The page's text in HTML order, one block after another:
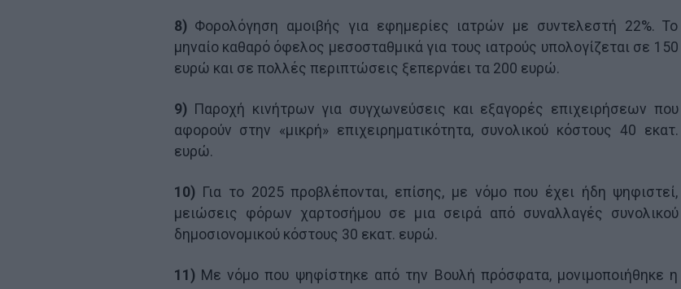
8)Φορολόγηση αμοιβής για εφημερίες ιατρών με συντελεστή 22%. Το
μηναίο καθαρό όφελος μεσοσταθμικά για τους ιατρούς υπολογίζεται σε 150
ευρώ και σε πολλές περιπτώσεις ξεπερνάει τα 200 ευρώ.
9)Παροχή κινήτρων για συγχωνεύσεις και εξαγορές επιχειρήσεων που
αφορούν στην «μικρή» επιχειρηματικότητα, συνολικού κόστους 40 εκατ.
ευρώ.
10)Για το 2025 προβλέπονται, επίσης, με νόμο που έχει ήδη ψηφιστεί,
μειώσεις φόρων χαρτοσήμου σε μια σειρά από συναλλαγές συνολικού
δημοσιονομικού κόστους 30 εκατ. ευρώ.
11)Με νόμο που ψηφίστηκε από την Βουλή πρόσφατα, μονιμοποιήθηκε η